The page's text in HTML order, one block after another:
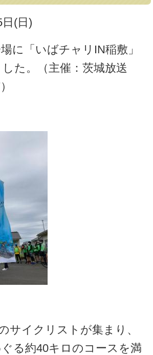
(日)
に「いばチャリIN稲敷」
た。（主催：茨城放送
サイクリストが集まり、
る約40キロのコースを満